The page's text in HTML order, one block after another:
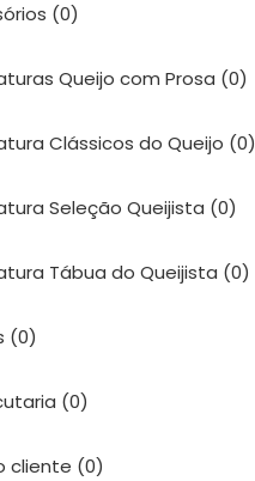
(0)
Queijo com Prosa (0)
Clássicos do Queijo (0)
Seleção Queijista (0)
Tábua do Queijista (0)
(0)
(0)
cliente (0)